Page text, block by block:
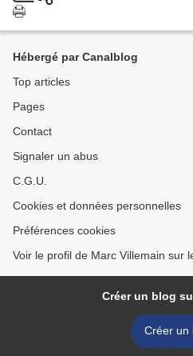
Hébergé par Canalblog
Top articles
Pages
Contact
Signaler un abus
C.G.U.
Cookies et données personnelles
Préférences cookies
Voir le profil de Marc Villemain sur
Créer un blog
Créer un